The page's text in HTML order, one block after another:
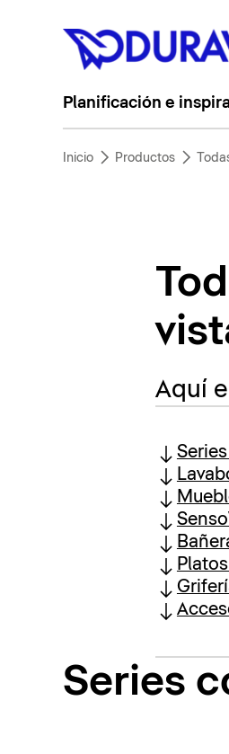
Planificación e
Inicio Productos
Aquí
Series